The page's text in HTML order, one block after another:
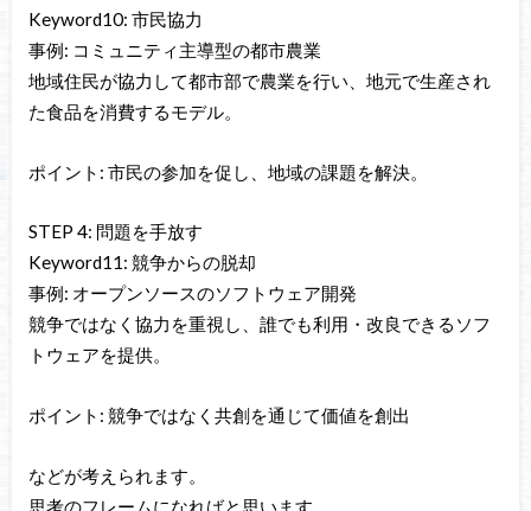
Keyword10: 市民協力
事例: コミュニティ主導型の都市農業
地域住民が協力して都市部で農業を行い、地元で生産され
た食品を消費するモデル。
ポイント: 市民の参加を促し、地域の課題を解決。
STEP 4: 問題を手放す
Keyword11: 競争からの脱却
事例: オープンソースのソフトウェア開発
競争ではなく協力を重視し、誰でも利用・改良できるソフ
トウェアを提供。
ポイント: 競争ではなく共創を通じて価値を創出
などが考えられます。
思考のフレームになればと思います。